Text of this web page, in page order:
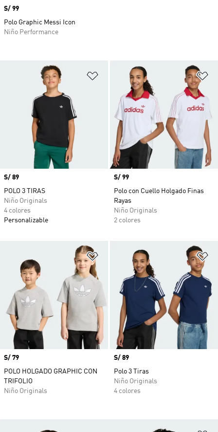
Añadir a la lista de deseos
Precio
S/ 89
POLO 3 TIRAS
Niño Originals
4 colores
Personalizable
Precio
S/ 99
Polo con Cuello Holgado Finas
Rayas
Niño Originals
2 colores
Añadir a la lista de deseos
Precio
S/ 79
POLO HOLGADO GRAPHIC CON
TRIFOLIO
Niño Originals
Precio
S/ 89
Polo 3 Tiras
Niño Originals
4 colores
Precio
S/ 99
Polo Graphic Messi Icon
Niño Performance